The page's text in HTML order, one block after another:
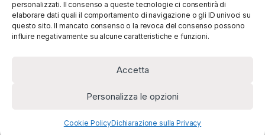
personalizzati. Il consenso a queste tecnologie ci consentirà di
elaborare dati quali il comportamento di navigazione o gli ID univoci su
questo sito. Il mancato consenso o la revoca del consenso possono
influire negativamente su alcune caratteristiche e funzioni.
Accetta
Personalizza le opzioni
Cookie PolicyDichiarazione sulla Privacy